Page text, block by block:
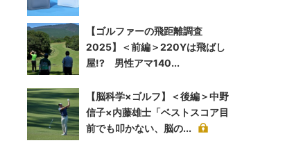
【ゴルファーの飛距離調査
2025】＜前編＞220Yは飛ばし
屋!? 男性アマ140...
【脳科学×ゴルフ】＜後編＞中野
信子×内藤雄士「ベストスコア目
前でも叩かない、脳の...